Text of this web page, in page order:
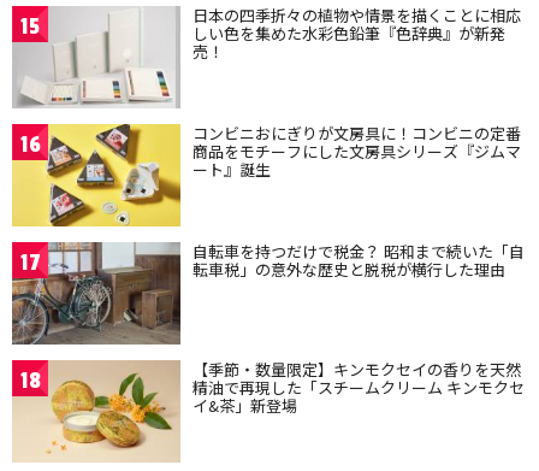
15 日本の四季折々の植物や情景を描くことに相応
しい色を集めた水彩色鉛筆『色辞典』が新発
売！
16 コンビニおにぎりが文房具に！コンビニの定番
商品をモチーフにした文房具シリーズ『ジムマ
ート』誕生
17 自転車を持つだけで税金？ 昭和まで続いた「自
転車税」の意外な歴史と脱税が横行した理由
18 【季節・数量限定】キンモクセイの香りを天然
精油で再現した「スチームクリーム キンモクセ
イ&茶」新登場